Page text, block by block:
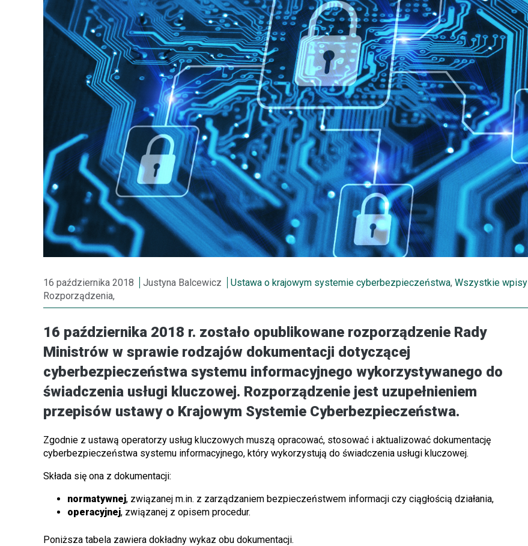
16 października 2018 Justyna Balcewicz Ustawa o krajowym systemie cyberbezpieczeństwa, Wszystkie wpisy
Rozporządzenia,
16 października 2018 r. zostało opublikowane rozporządzenie Rady
Ministrów w sprawie rodzajów dokumentacji dotyczącej
cyberbezpieczeństwa systemu informacyjnego wykorzystywanego do
świadczenia usługi kluczowej. Rozporządzenie jest uzupełnieniem
przepisów ustawy o Krajowym Systemie Cyberbezpieczeństwa.
Zgodnie z ustawą operatorzy usług kluczowych muszą opracować, stosować i aktualizować dokumentację
cyberbezpieczeństwa systemu informacyjnego, który wykorzystują do świadczenia usługi kluczowej.
Składa się ona z dokumentacji:
normatywnej, związanej m.in. z zarządzaniem bezpieczeństwem informacji czy ciągłością działania,
operacyjnej, związanej z opisem procedur.
Poniższa tabela zawiera dokładny wykaz obu dokumentacji.